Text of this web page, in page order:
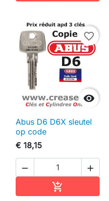

favorite_border
Abus D6 D6X sleutel
op code
€ 18,15
 
